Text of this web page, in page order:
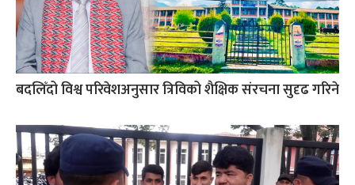
बदलिँदो विश्व परिवेशअनुसार त्रिविको शैक्षिक संरचना सुदृढ गरिने